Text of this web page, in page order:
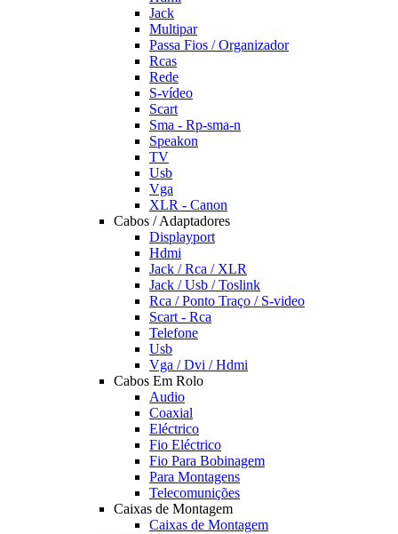
Jack
Multipar
Passa Fios / Organizador
Rcas
Rede
S-vídeo
Scart
Sma - Rp-sma-n
Speakon
TV
Usb
Vga
XLR - Canon
Cabos / Adaptadores
Displayport
Hdmi
Jack / Rca / XLR
Jack / Usb / Toslink
Rca / Ponto Traço / S-video
Scart - Rca
Telefone
Usb
Vga / Dvi / Hdmi
Cabos Em Rolo
Audio
Coaxial
Eléctrico
Fio Eléctrico
Fio Para Bobinagem
Para Montagens
Telecomunições
Caixas de Montagem
Caixas de Montagem